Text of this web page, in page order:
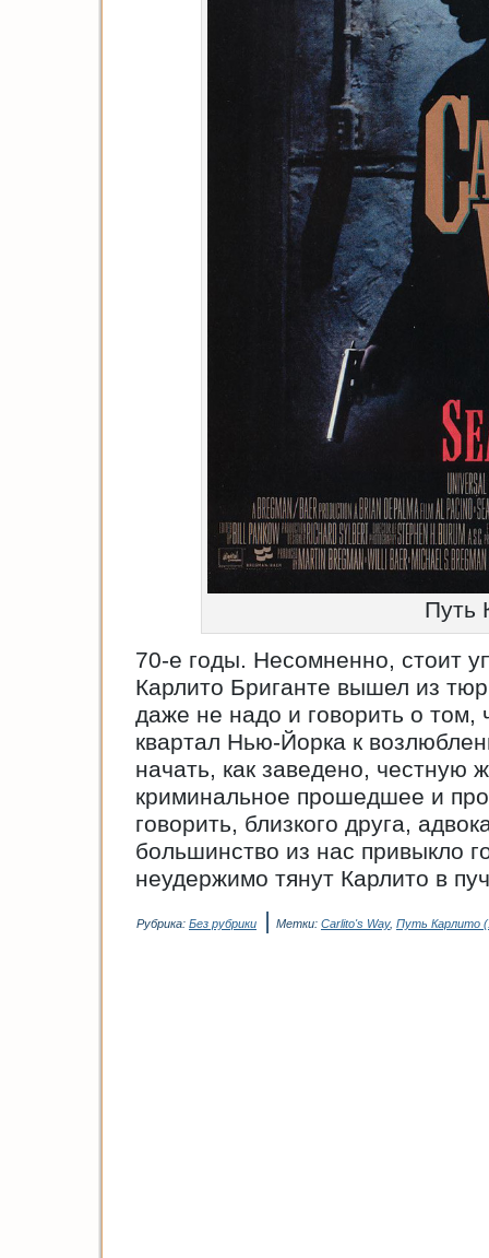
Путь
70-е годы. Несомненно, стоит
Карлито Бриганте вышел из
даже не надо и говорить о том,
квартал Нью-Йорка к
начать, как заведено, честную
криминальное прошедшее и
говорить, близкого друга,
большинство из нас привыкло
неудержимо тянут Карлито в
Рубрика: Без рубрики | Метки: Carlito's Way, Путь Карлито